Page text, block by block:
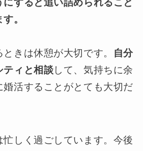
にすると追い詰められること
。
きは休憩が大切です。
自分
ティと相談して、気持ちに余
婚活することがとても大切だ
忙しく過ごしています。今後